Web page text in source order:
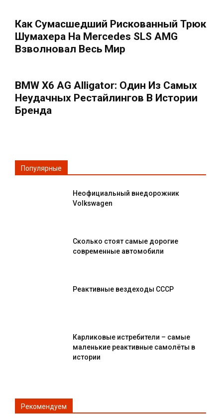
Как Сумасшедший Рискованный Трюк
Шумахера На Mercedes SLS AMG
Взволновал Весь Мир
BMW X6 AG Alligator: Один Из Самых
Неудачных Рестайлингов В Истории
Бренда
Популярные
Неофициальный внедорожник
Volkswagen
Сколько стоят самые дорогие
современные автомобили
Реактивные вездеходы СССР
Карликовые истребители – самые
маленькие реактивные самолёты в
истории
Рекомендуем